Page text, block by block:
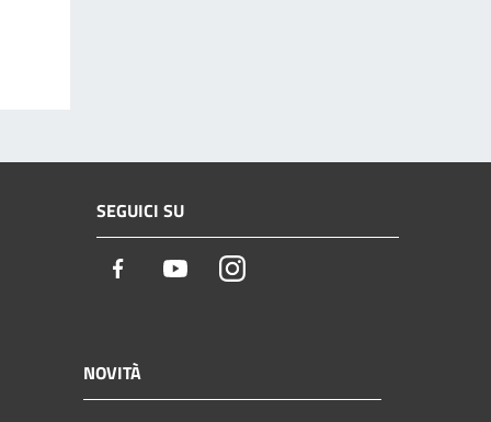
SEGUICI SU
Facebook YoutubeInstagram
NOVITÀ